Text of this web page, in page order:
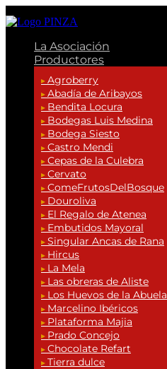
La Asociación
Productores
Agroberry
Abadía de Aribayos
Bendita Locura
Bodegas Luis Medina
Bodega Siesto
Castro Mendi
Cepas de la Culebra
Cervato
ComeFrutosDelBosque
Douroliva
El Regalo de Atenea
Embutidos Mayoral
Singular Ancas de Rana
Hircus
La Mela
Las obreras de Aliste
Los Huevos de la Abuela
Marcelino Ibéricos
Plataforma Majia
Prado Concejo
Chocolate Refart
Tierra dulce